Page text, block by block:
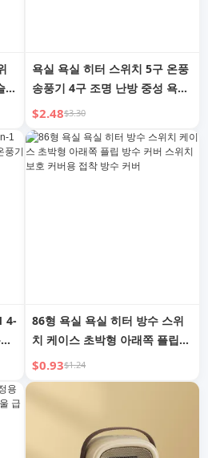
라
욕실 욕실 히터 스위치 5구 온풍
송풍기 4구 조명 난방 중성 욕실
방수 5 in 1 4구 5구 패널
$2.48$3.30
4-
86형 욕실 욕실 히터 방수 스위
치 케이스 초박형 아래쪽 플립
방수 커버 스위치 보호 커버용
접착 방수 커버
$0.93$1.24